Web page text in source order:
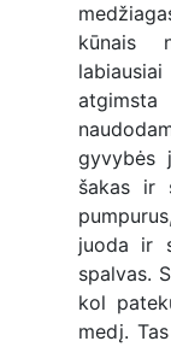
kūnais
atgimsta
gyvybės
šakas ir
juoda ir
spalvas.
kol
medį.